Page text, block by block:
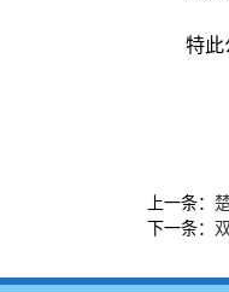
特此
上一条：
下一条：